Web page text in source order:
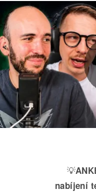
💡
nabíjení